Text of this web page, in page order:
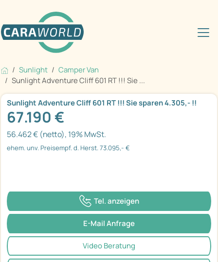
Sunlight
Camper Van
Sunlight Adventure Cliff 601 RT !!! Sie ...
Sunlight Adventure Cliff 601 RT !!! Sie sparen 4.305,- !!
67.190 €
56.462 € (netto), 19% MwSt.
ehem. unv. Preisempf. d. Herst. 73.095,- €
Tel. anzeigen
E-Mail Anfrage
Video Beratung